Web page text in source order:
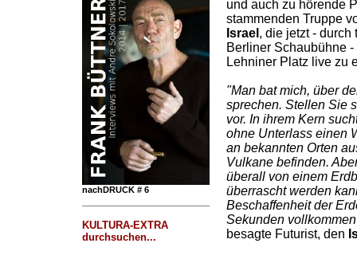
nachDRUCK # 6
KULTURA-EXTRA
durchsuchen...
und auch zu hörende
stammenden Truppe
Israel , die jetzt - durch
Berliner Schaubühne
Lehniner Platz live zu
"Man bat mich, über
sprechen. Stellen Sie
vor. In ihrem Kern
ohne Unterlass einen
an bekannten Orten
Vulkane befinden.
überall von einem
überrascht werden
Beschaffenheit der
Sekunden
besagte Futurist, den